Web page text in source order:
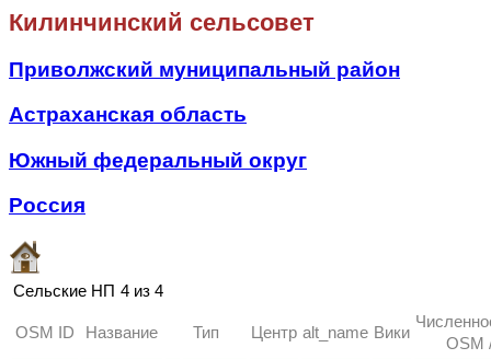
Килинчинский сельсовет
Приволжский муниципальный район
Астраханская область
Южный федеральный округ
Россия
Сельские НП 4 из 4
OSM ID Название Тип Центр alt_name Вики
OSM